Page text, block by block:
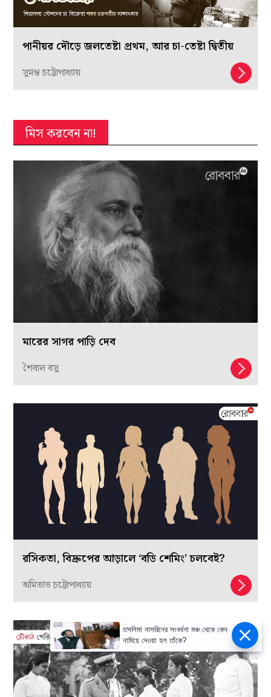
পানীয়র দৌড়ে জলতেষ্টা প্রথম, আর চা-তেষ্টা দ্বিতীয়
সুমন্ত চট্টোপাধ্যায়
মিস করবেন না!
মারের সাগর পাড়ি দেব
শৈবাল বসু
রসিকতা, বিদ্রুপের আড়ালে ‘বডি শেমিং’ চলবেই?
অমিতাভ চট্টোপাধ্যায়
তসলিমা নাসরিনের সংবর্ধনা মঞ্চ থেকে কেন
নামিয়ে দেওয়া হল তাঁকে?